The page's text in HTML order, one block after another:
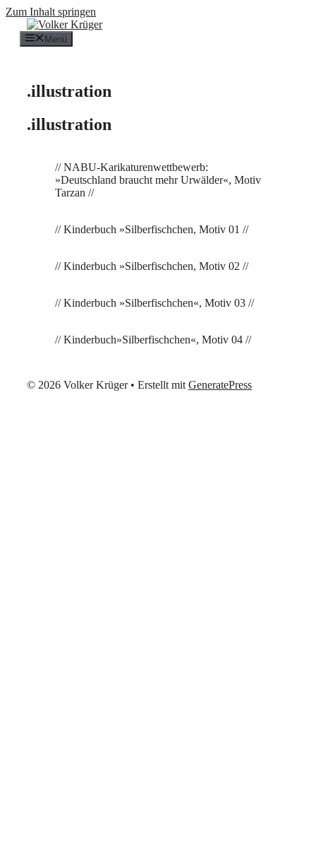
Zum Inhalt springen
Menü
.illustration
.illustration
// NABU-Karikaturenwettbewerb:
»Deutschland braucht mehr Urwälder«, Motiv
Tarzan //
// Kinderbuch »Silberfischchen, Motiv 01 //
// Kinderbuch »Silberfischchen, Motiv 02 //
// Kinderbuch »Silberfischchen«, Motiv 03 //
// Kinderbuch»Silberfischchen«, Motiv 04 //
© 2026 Volker Krüger• Erstellt mit GeneratePress